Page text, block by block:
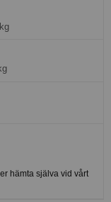
hämta själva vid vårt